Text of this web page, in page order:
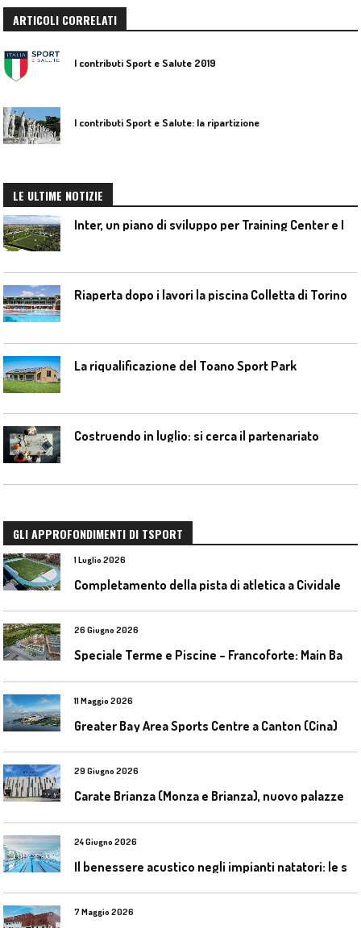
ARTICOLI CORRELATI
I contributi Sport e Salute 2019
I contributi Sport e Salute: la ripartizione
LE ULTIME NOTIZIE
Riaperta dopo i lavori la piscina Colletta di Torino
La riqualificazione del Toano Sport Park
Costruendo in luglio: si cerca il partenariato
GLI APPROFONDIMENTI DI TSPORT
1 Luglio 2026
26 Giugno 2026
11 Maggio 2026
Greater Bay Area Sports Centre a Canton (Cina)
29 Giugno 2026
24 Giugno 2026
7 Maggio 2026